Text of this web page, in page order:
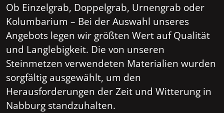
Ob Einzelgrab, Doppelgrab, Urnengrab oder
Kolumbarium – Bei der Auswahl unseres
Angebots legen wir größten Wert auf Qualität
und Langlebigkeit. Die von unseren
Steinmetzen verwendeten Materialien wurden
sorgfältig ausgewählt, um den
Herausforderungen der Zeit und Witterung in
Nabburg standzuhalten.